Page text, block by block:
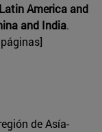
Latin America and
and India.
de Asía-